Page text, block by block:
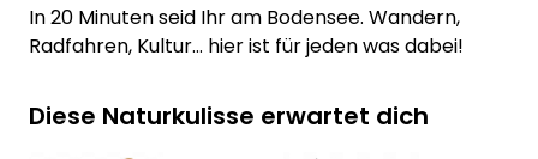
In 20 Minuten seid Ihr am Bodensee. Wandern,
Radfahren, Kultur... hier ist für jeden was dabei!
Diese Naturkulisse erwartet dich